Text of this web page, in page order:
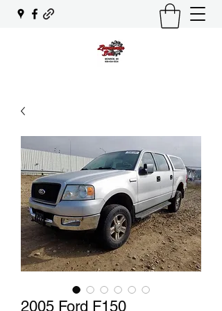
2005 Ford F150